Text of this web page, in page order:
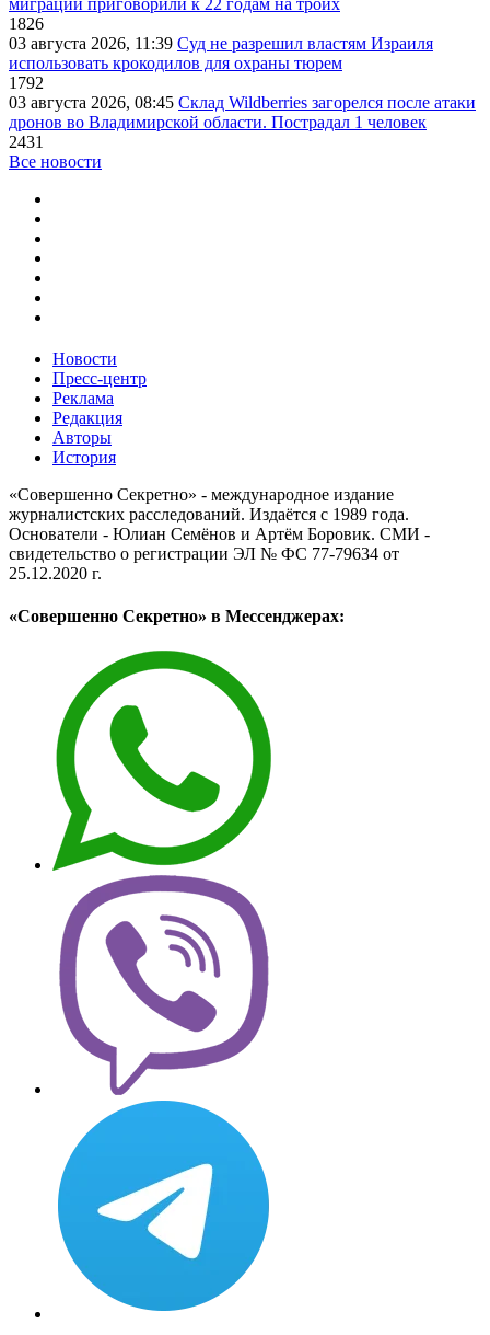
миграции приговорили к 22 годам на троих
1826
03 августа 2026, 11:39 Суд не разрешил властям Израиля
использовать крокодилов для охраны тюрем
1792
03 августа 2026, 08:45 Склад Wildberries загорелся после атаки
дронов во Владимирской области. Пострадал 1 человек
2431
Все новости
Новости
Пресс-центр
Реклама
Редакция
Авторы
История
«Совершенно Секретно» - международное издание
журналистских расследований. Издаётся с 1989 года.
Основатели - Юлиан Семёнов и Артём Боровик. CМИ -
свидетельство о регистрации ЭЛ № ФС 77-79634 от
25.12.2020 г.
«Совершенно Секретно» в Мессенджерах: